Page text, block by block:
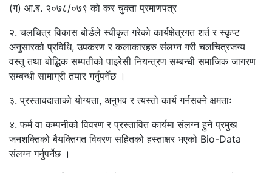
(ग) आ.ब. २०७८/०७९ को कर चुक्ता प्रमाणपत्र
२. चलचित्र विकास बोर्डले स्वीकृत गरेको कार्यक्षेत्रगत शर्त र स्कृप्ट
अनुसारको प्रविधि, उपकरण र कलाकारहरु संलग्न गरी चलचित्रजन्य
वस्तु तथा बोद्धिक सम्पतीको पाइरेसी नियन्त्रण सम्बन्धी समाजिक जागरण
सम्बन्धी सामाग्री तयार गर्नुपर्नेछ ।
३. प्रस्तावदाताको योग्यता, अनुभव र त्यस्तो कार्य गर्नसक्ने क्षमताः
४. फर्म वा कम्पनीको विवरण र प्रस्तावित कार्यमा संलग्न हुने प्रमुख
जनशक्तिको बैयक्तिगत विवरण सहितको हस्ताक्षर भएको Bio-Data
संलग्न गर्नुपर्नेछ ।